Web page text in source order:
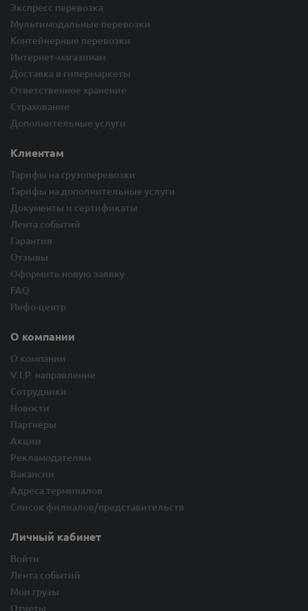
Экспресс перевозка
Мультимодальные перевозки
Контейнерные перевозки
Интернет-магазинам
Доставка в гипермаркеты
Ответственное хранение
Страхование
Дополнительные услуги
Клиентам
Тарифы на грузоперевозки
Тарифы на дополнительные услуги
Документы и сертификаты
Лента событий
Гарантия
Отзывы
Оформить новую заявку
FAQ
Инфо-центр
О компании
О компании
V.I.P. направление
Сотрудники
Новости
Партнёры
Акции
Рекламодателям
Вакансии
Адреса терминалов
Список филиалов/представительств
Личный кабинет
Войти
Лента событий
Мои грузы
Отчеты